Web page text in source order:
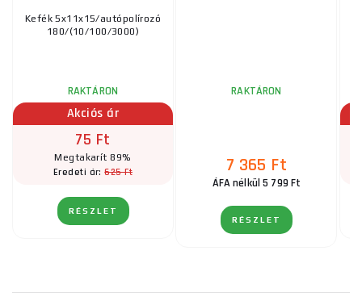
Kefék 5x11x15/autópolírozó
180/(10/100/3000)
RAKTÁRON
Akciós ár
75 Ft
Megtakarít 89%
Eredeti ár:625 Ft
RÉSZLET
RAKTÁRON
7 365 Ft
ÁFA nélkül 5 799 Ft
RÉSZLET